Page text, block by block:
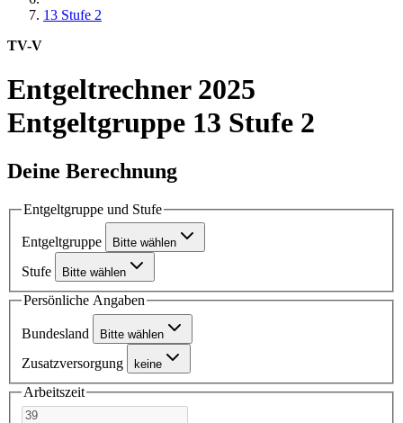
13 Stufe 2
TV-V
Entgeltrechner 2025
Entgeltgruppe 13 Stufe 2
Deine Berechnung
Entgeltgruppe und Stufe
Entgeltgruppe Bitte wählen
Stufe Bitte wählen
Persönliche Angaben
Bundesland Bitte wählen
Zusatzversorgung keine
Arbeitszeit